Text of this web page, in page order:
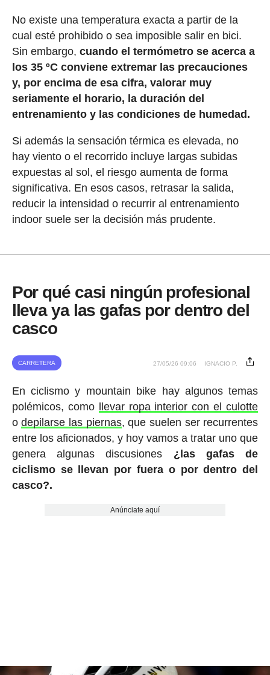
No existe una temperatura exacta a partir de la
cual esté prohibido o sea imposible salir en bici.
Sin embargo, cuando el termómetro se acerca a
los 35 ºC conviene extremar las precauciones
y, por encima de esa cifra, valorar muy
seriamente el horario, la duración del
entrenamiento y las condiciones de humedad.
Si además la sensación térmica es elevada, no
hay viento o el recorrido incluye largas subidas
expuestas al sol, el riesgo aumenta de forma
significativa. En esos casos, retrasar la salida,
reducir la intensidad o recurrir al entrenamiento
indoor suele ser la decisión más prudente.
Por qué casi ningún profesional
lleva ya las gafas por dentro del
casco
CARRETERA 27/05/26 09:06 IGNACIO P.
En ciclismo y mountain bike hay algunos temas
polémicos, como llevar ropa interior con el culotte
odepilarse las piernas, que suelen ser recurrentes
entre los aficionados, y hoy vamos a tratar uno que
genera algunas discusiones ¿las gafas de
ciclismo se llevan por fuera o por dentro del
casco?.
Anúnciate aquí